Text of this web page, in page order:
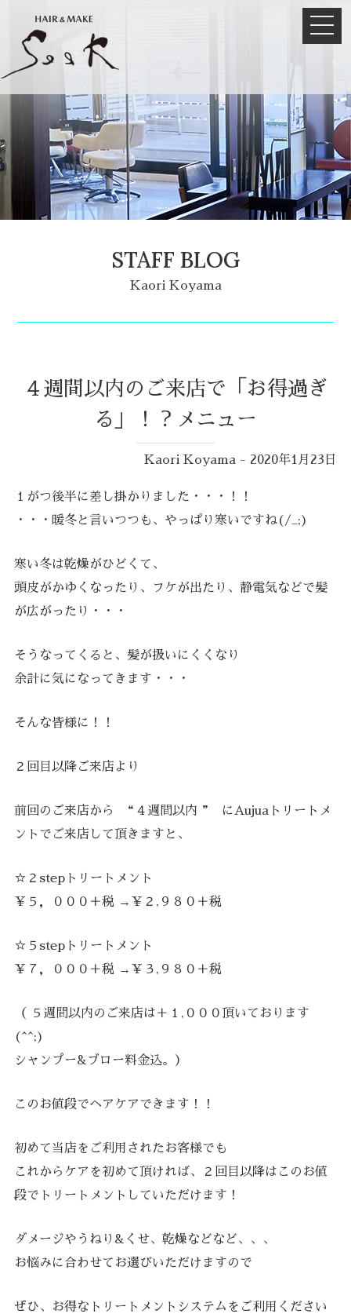
STAFF BLOG
Kaori Koyama
４週間以内のご来店で「お得過ぎ
る」！？メニュー
Kaori Koyama - 2020年1月23日
１がつ後半に差し掛かりました・・・！！
・・・暖冬と言いつつも、やっぱり寒いですね(/_;)
寒い冬は乾燥がひどくて、
頭皮がかゆくなったり、フケが出たり、静電気などで髪
が広がったり・・・
そうなってくると、髪が扱いにくくなり
余計に気になってきます・・・
そんな皆様に！！
２回目以降ご来店より
前回のご来店から “４週間以内 ” にAujuaトリートメ
ントでご来店して頂きますと、
☆２stepトリートメント
￥５，０００＋税 →￥２,９８０＋税
☆５stepトリートメント
￥７，０００＋税 →￥３,９８０＋税
（ ５週間以内のご来店は＋１,０００頂いております
(^^;)
シャンプー&ブロー料金込。）
このお値段でヘアケアできます！！
初めて当店をご利用されたお客様でも
これからケアを初めて頂ければ、２回目以降はこのお値
段でトリートメントしていただけます！
ダメージやうねり&くせ、乾燥などなど、、、
お悩みに合わせてお選びいただけますので
ぜひ、お得なトリートメントシステムをご利用ください